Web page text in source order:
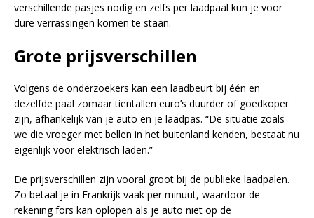
verschillende pasjes nodig en zelfs per laadpaal kun je voor
dure verrassingen komen te staan.
Grote prijsverschillen
Volgens de onderzoekers kan een laadbeurt bij één en
dezelfde paal zomaar tientallen euro’s duurder of goedkoper
zijn, afhankelijk van je auto en je laadpas. “De situatie zoals
we die vroeger met bellen in het buitenland kenden, bestaat nu
eigenlijk voor elektrisch laden.”
De prijsverschillen zijn vooral groot bij de publieke laadpalen.
Zo betaal je in Frankrijk vaak per minuut, waardoor de
rekening fors kan oplopen als je auto niet op de